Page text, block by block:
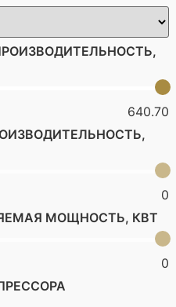
640.70
0
МОЩНОСТЬ, КВТ
0